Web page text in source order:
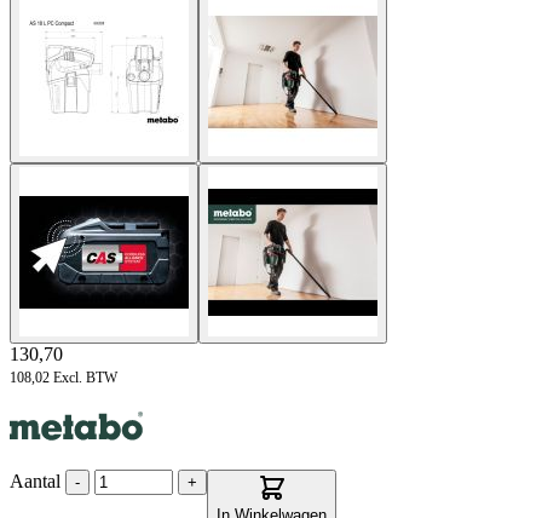
130,70
108,02 Excl. BTW
Aantal -
+